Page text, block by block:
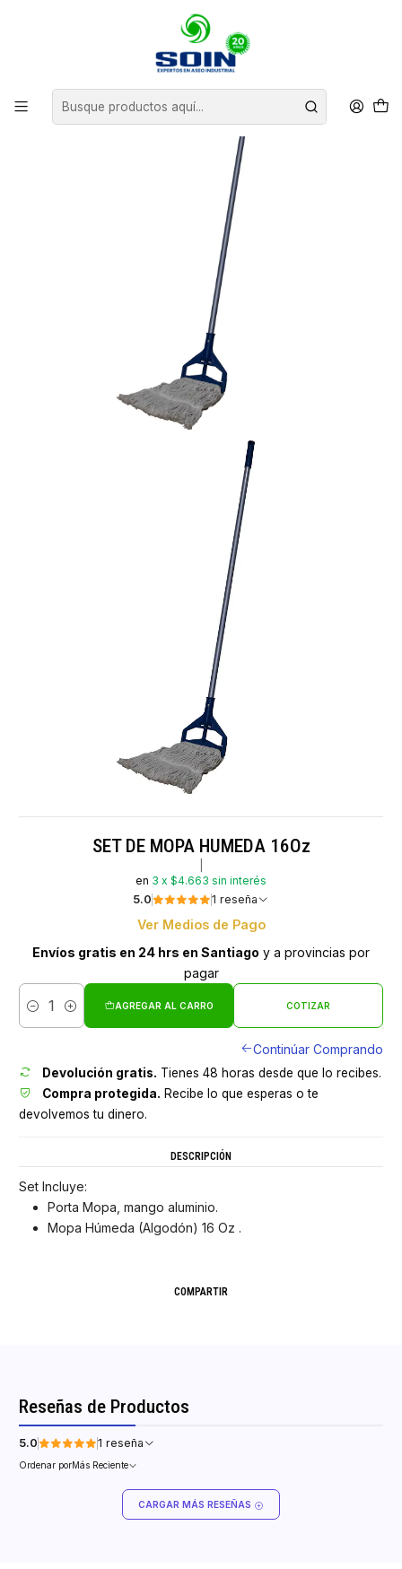
MOPAS
SET DE MOPA HUMEDA 16Oz
en 3 x $4.663 sin interés
5.0
1 reseña
Ver Medios de Pago
Envíos gratis en 24 hrs en Santiago y a provincias por
pagar
Cantidad
AGREGAR AL CARRO COTIZAR
Continúar Comprando
Devolución gratis. Tienes 48 horas desde que lo recibes.
Compra protegida. Recibe lo que esperas o te
devolvemos tu dinero.
DESCRIPCIÓN
Set Incluye:
Porta Mopa, mango aluminio.
Mopa Húmeda (Algodón) 16 Oz .
COMPARTIR
Reseñas de Productos
5.0 1 reseña
Ordenar porMás Reciente
CARGAR MÁS RESEÑAS